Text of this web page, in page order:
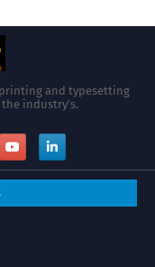
and typesetting
the industry's.